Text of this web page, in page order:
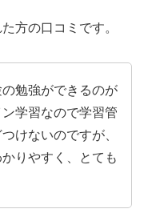
方の口コミです。
勉強ができるのが
学習なので学習管
けないのですが、
りやすく、とても